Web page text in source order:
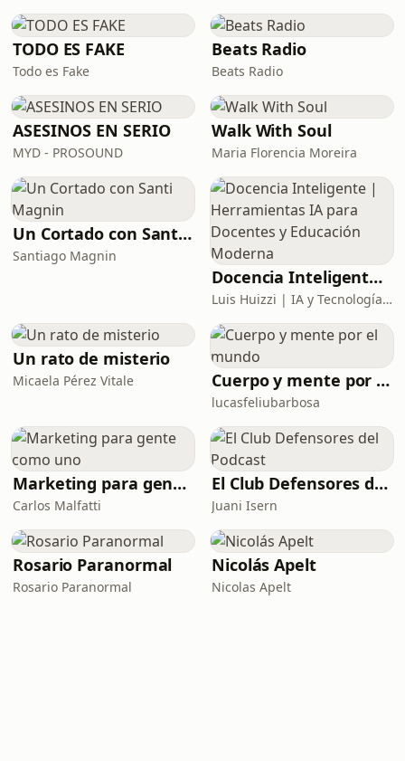
entendió perfecto lo que queremos
ver. También hablamos del
soundtrack, el female gaze, la
TODO ES FAKE
Todo es Fake
Beats Radio
Beats Radio
ASESINOS EN SERIO
MYD - PROSOUND
Walk With Soul
Maria Florencia Moreira
Un Cortado con Santi Magnin
Santiago Magnin
Docencia Inteligente | Herramientas IA para Docentes y Educación Moderna
Luis Huizzi | IA y Tecnología Educativa
Un rato de misterio
Micaela Pérez Vitale Cuerpo y mente por el mundo
lucasfeliubarbosa
Marketing para gente como uno
Carlos Malfatti
El Club Defensores del Podcast
Juani Isern
Rosario Paranormal
Rosario Paranormal
Nicolás Apelt
Nicolas Apelt